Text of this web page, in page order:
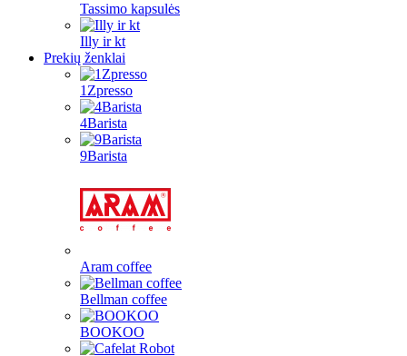
Tassimo kapsulės
Illy ir kt
Prekių ženklai
1Zpresso
4Barista
9Barista
Aram coffee
Bellman coffee
BOOKOO